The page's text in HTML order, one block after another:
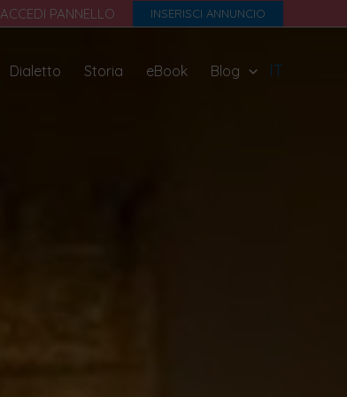
ACCEDI PANNELLO INSERISCI ANNUNCIO
Dialetto Storia eBook Blog IT